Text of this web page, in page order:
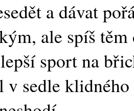
a dávat
ale spíš
sport na
sedle